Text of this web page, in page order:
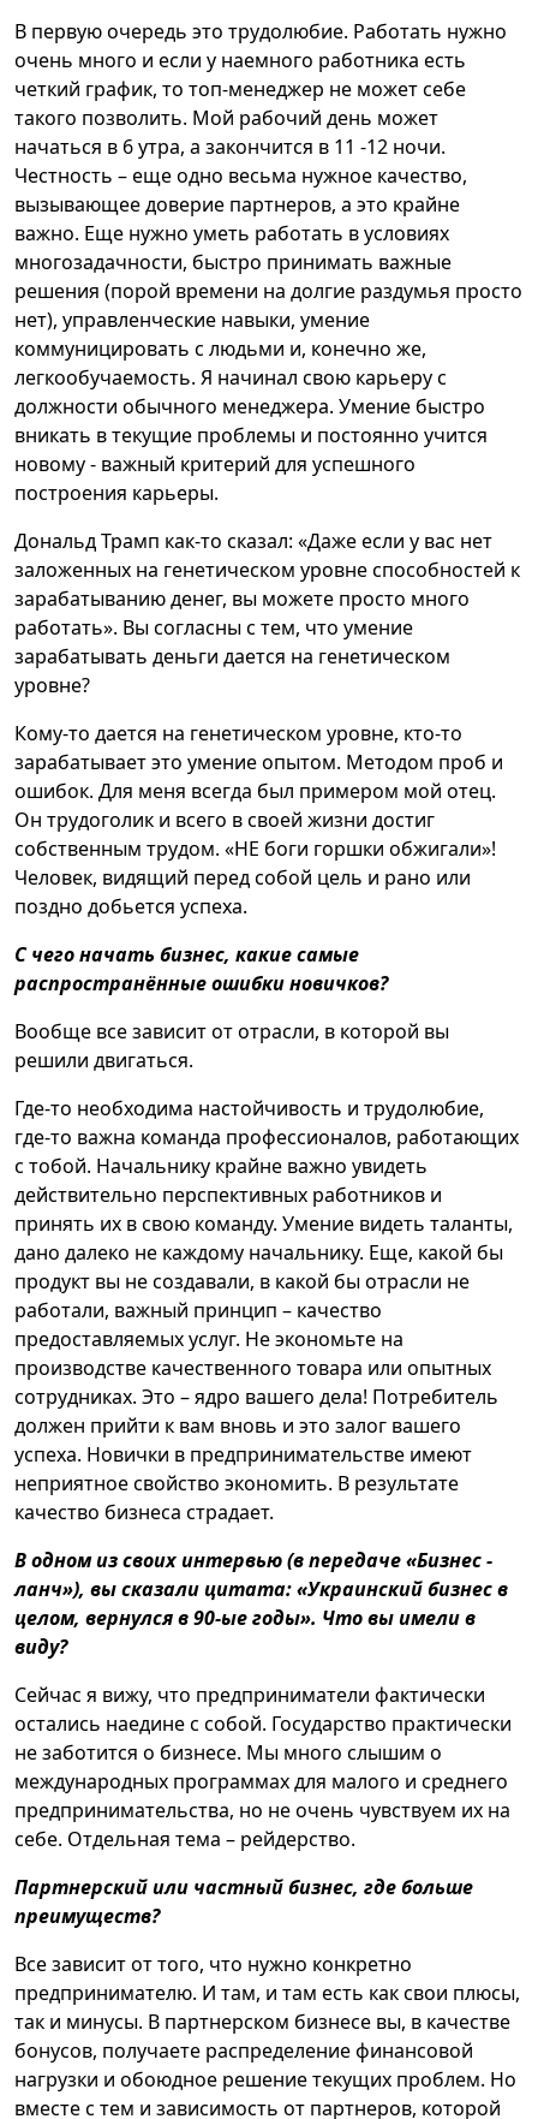
В первую очередь это трудолюбие. Работать нужно
очень много и если у наемного работника есть
четкий график, то топ-менеджер не может себе
такого позволить. Мой рабочий день может
начаться в 6 утра, а закончится в 11 -12 ночи.
Честность – еще одно весьма нужное качество,
вызывающее доверие партнеров, а это крайне
важно. Еще нужно уметь работать в условиях
многозадачности, быстро принимать важные
решения (порой времени на долгие раздумья просто
нет), управленческие навыки, умение
коммуницировать с людьми и, конечно же,
легкообучаемость. Я начинал свою карьеру с
должности обычного менеджера. Умение быстро
вникать в текущие проблемы и постоянно учится
новому - важный критерий для успешного
построения карьеры.
Дональд Трамп как-то сказал: «Даже если у вас нет
заложенных на генетическом уровне способностей к
зарабатыванию денег, вы можете просто много
работать». Вы согласны с тем, что умение
зарабатывать деньги дается на генетическом
уровне?
Кому-то дается на генетическом уровне, кто-то
зарабатывает это умение опытом. Методом проб и
ошибок. Для меня всегда был примером мой отец.
Он трудоголик и всего в своей жизни достиг
собственным трудом. «НЕ боги горшки обжигали»!
Человек, видящий перед собой цель и рано или
поздно добьется успеха.
С чего начать бизнес, какие самые
распространённые ошибки новичков?
Вообще все зависит от отрасли, в которой вы
решили двигаться.
Где-то необходима настойчивость и трудолюбие,
где-то важна команда профессионалов, работающих
с тобой. Начальнику крайне важно увидеть
действительно перспективных работников и
принять их в свою команду. Умение видеть таланты,
дано далеко не каждому начальнику. Еще, какой бы
продукт вы не создавали, в какой бы отрасли не
работали, важный принцип – качество
предоставляемых услуг. Не экономьте на
производстве качественного товара или опытных
сотрудниках. Это – ядро вашего дела! Потребитель
должен прийти к вам вновь и это залог вашего
успеха. Новички в предпринимательстве имеют
неприятное свойство экономить. В результате
качество бизнеса страдает.
В одном из своих интервью (в передаче «Бизнес -
ланч»), вы сказали цитата: «Украинский бизнес в
целом, вернулся в 90-ые годы». Что вы имели в
виду?
Сейчас я вижу, что предприниматели фактически
остались наедине с собой. Государство практически
не заботится о бизнесе. Мы много слышим о
международных программах для малого и среднего
предпринимательства, но не очень чувствуем их на
себе. Отдельная тема – рейдерство.
Партнерский или частный бизнес, где больше
преимуществ?
Все зависит от того, что нужно конкретно
предпринимателю. И там, и там есть как свои плюсы,
так и минусы. В партнерском бизнесе вы, в качестве
бонусов, получаете распределение финансовой
нагрузки и обоюдное решение текущих проблем. Но
вместе с тем и зависимость от партнеров, которой